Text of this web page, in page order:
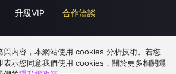
升級VIP
合作洽談
與內容，本網站使用 cookies 分析技術。若您
表示您同意我們使用 cookies，關於更多相關隱